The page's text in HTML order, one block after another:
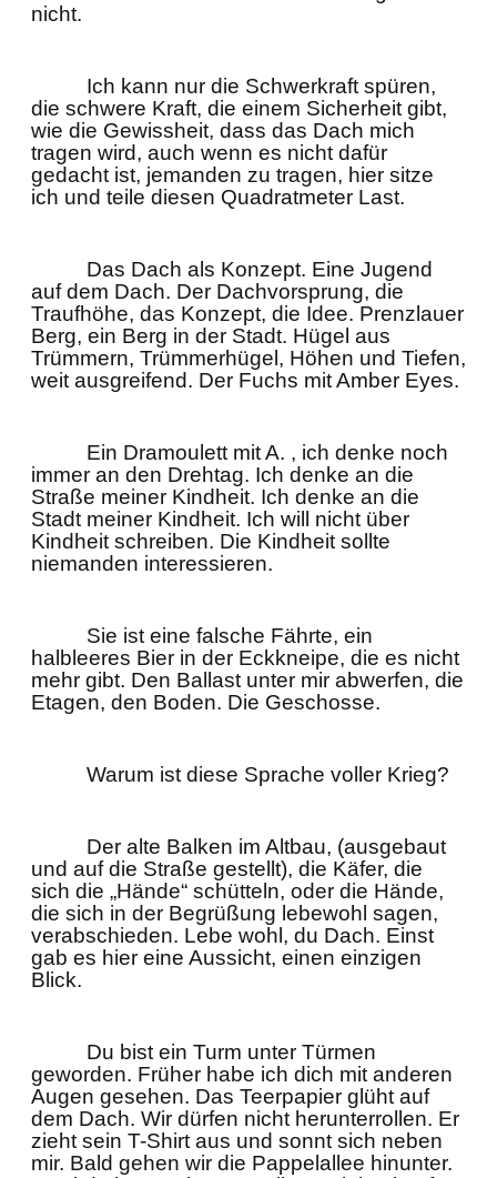
nicht.
Ich kann nur die Schwerkraft spüren,
die schwere Kraft, die einem Sicherheit gibt,
wie die Gewissheit, dass das Dach mich
tragen wird, auch wenn es nicht dafür
gedacht ist, jemanden zu tragen, hier sitze
ich und teile diesen Quadratmeter Last.
Das Dach als Konzept. Eine Jugend
auf dem Dach. Der Dachvorsprung, die
Traufhöhe, das Konzept, die Idee. Prenzlauer
Berg, ein Berg in der Stadt. Hügel aus
Trümmern, Trümmerhügel, Höhen und Tiefen,
weit ausgreifend. Der Fuchs mit Amber Eyes.
Ein Dramoulett mit A. , ich denke noch
immer an den Drehtag. Ich denke an die
Straße meiner Kindheit. Ich denke an die
Stadt meiner Kindheit. Ich will nicht über
Kindheit schreiben. Die Kindheit sollte
niemanden interessieren.
Sie ist eine falsche Fährte, ein
halbleeres Bier in der Eckkneipe, die es nicht
mehr gibt. Den Ballast unter mir abwerfen, die
Etagen, den Boden. Die Geschosse.
Warum ist diese Sprache voller Krieg?
Der alte Balken im Altbau, (ausgebaut
und auf die Straße gestellt), die Käfer, die
sich die „Hände“ schütteln, oder die Hände,
die sich in der Begrüßung lebewohl sagen,
verabschieden. Lebe wohl, du Dach. Einst
gab es hier eine Aussicht, einen einzigen
Blick.
Du bist ein Turm unter Türmen
geworden. Früher habe ich dich mit anderen
Augen gesehen. Das Teerpapier glüht auf
dem Dach. Wir dürfen nicht herunterrollen. Er
zieht sein T-Shirt aus und sonnt sich neben
mir. Bald gehen wir die Pappelallee hinunter.